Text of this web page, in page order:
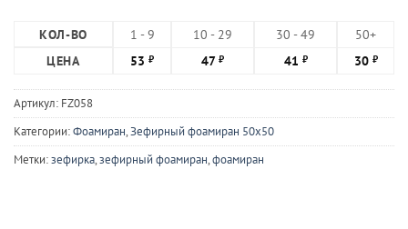
КОЛ-ВО 1 - 9 10 - 29 30 - 49
50+
ЦЕНА
53 ₽ 47 ₽ 41 ₽ 30 ₽
Артикул: FZ058
Категории:Фоамиран,Зефирный фоамиран 50х50
Метки:зефирка,зефирный фоамиран,фоамиран